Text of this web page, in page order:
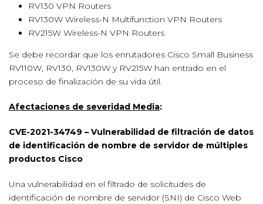
RV130 VPN Routers
RV130W Wireless-N Multifunction VPN Routers
RV215W Wireless-N VPN Routers
Se debe recordar que los enrutadores Cisco Small Business
RV110W, RV130, RV130W y RV215W han entrado en el
proceso de finalización de su vida útil.
Afectaciones de severidad Media:
CVE-2021-34749 – Vulnerabilidad de filtración de datos
de identificación de nombre de servidor de múltiples
productos Cisco
Una vulnerabilidad en el filtrado de solicitudes de
identificación de nombre de servidor (SNI) de Cisco Web